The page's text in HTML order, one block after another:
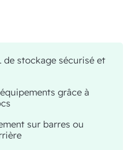
de stockage sécurisé et
grâce à
sur barres ou